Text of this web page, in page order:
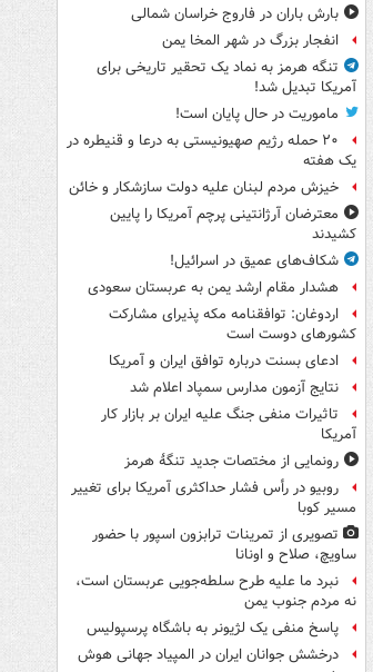
بارش باران در فاروج خراسان شمالی
انفجار بزرگ در شهر المخا یمن
تنگه هرمز به نماد یک تحقیر تاریخی برای
آمریکا تبدیل شد!
ماموریت در حال پایان است!
۲۰ حمله رژیم صهیونیستی به درعا و قنیطره در
یک هفته
خیزش مردم لبنان علیه دولت سازشکار و خائن
معترضان آرژانتینی پرچم آمریکا را پایین
کشیدند
شکاف‌های عمیق در اسرائیل!
هشدار مقام ارشد یمن به عربستان سعودی
اردوغان: توافقنامه مکه پذیرای مشارکت
کشورهای دوست است
ادعای بسنت درباره توافق ایران و آمریکا
نتایج آزمون مدارس سمپاد اعلام شد
تاثیرات منفی جنگ علیه ایران بر بازار کار
آمریکا
رونمایی از مختصات جدید تنگۀ هرمز
روبیو در رأس فشار حداکثری آمریکا برای تغییر
مسیر کوبا
تصویری از تمرینات ترابزون اسپور با حضور
ساویچ، صلاح و اونانا
نبرد ما علیه طرح سلطه‌جویی عربستان است،
نه مردم جنوب یمن
پاسخ منفی یک لژیونر به باشگاه پرسپولیس
درخشش جوانان ایران در المپیاد جهانی هوش